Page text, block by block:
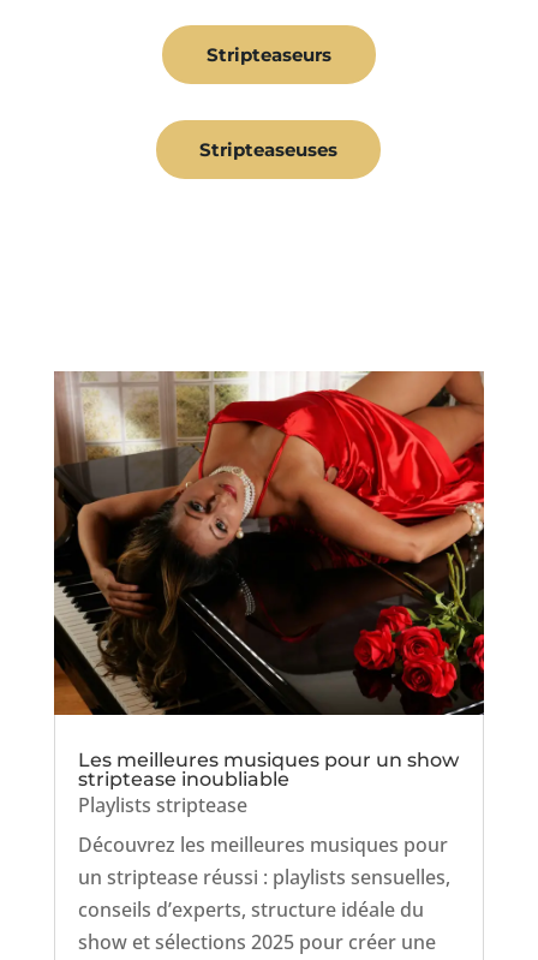
Stripteaseurs
Stripteaseuses
Les meilleures musiques pour un show
striptease inoubliable
Playlists striptease
Découvrez les meilleures musiques pour
un striptease réussi : playlists sensuelles,
conseils d’experts, structure idéale du
show et sélections 2025 pour créer une